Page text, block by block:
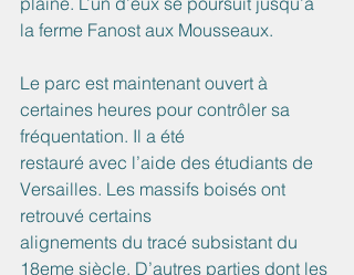
la ferme Fanost aux Mousseaux.
Le parc est maintenant ouvert à
certaines heures pour contrôler sa
fréquentation. Il a été
restauré avec l’aide des étudiants de
Versailles. Les massifs boisés ont
retrouvé certains
alignements du tracé subsistant du
18eme siècle. D’autres parties dont les